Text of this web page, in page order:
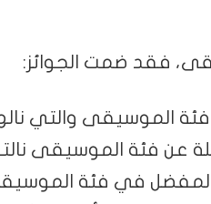
فقد ضمت الجوائز:
الموسيقى والتي
عن فئة الموسيقى
المفضل في فئة